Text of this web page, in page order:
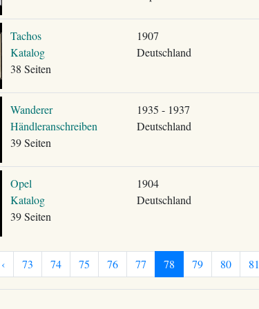
Tachos
Katalog
38 Seiten
1907
Deutschland
Wanderer
Händleranschreiben
39 Seiten
1935 - 1937
Deutschland
Opel
Katalog
39 Seiten
1904
Deutschland
‹ 73 74 75 76 77 78 79 80 81